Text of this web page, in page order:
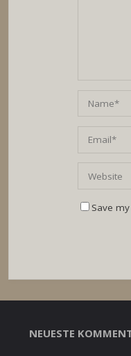
Save
NEUESTE